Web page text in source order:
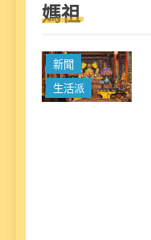
媽祖
新聞
生活派